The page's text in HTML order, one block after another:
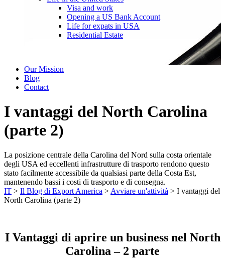
Visa and work
Opening a US Bank Account
Life for expats in USA
Residential Estate
Our Mission
Blog
Contact
I vantaggi del North Carolina
(parte 2)
La posizione centrale della Carolina del Nord sulla costa orientale
degli USA ed eccellenti infrastrutture di trasporto rendono questo
stato facilmente accessibile da qualsiasi parte della Costa Est,
mantenendo bassi i costi di trasporto e di consegna.
IT > Il Blog di Export America > Avviare un'attività > I vantaggi del
North Carolina (parte 2)
I Vantaggi di aprire un business nel North
Carolina – 2 parte